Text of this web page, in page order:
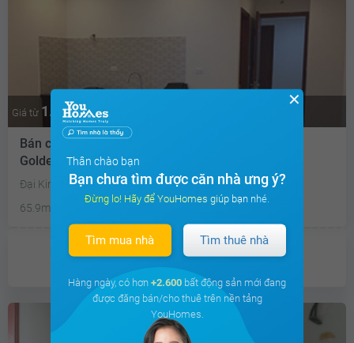
Giá từ 1.4 tỷ Thương lượng
Bán căn hộ chung cư Khu đô thị Kim Văn - Kim Lũ
Golden Silk
Đại Kim, Quận Hoàng Mai, Hà Nội
65.9m²
2 WC
Chưa cóưu đãi
✕
Thân chào bạn
Bạn chưa tìm được căn nhà ưng ý?
Đừng lo! Hãy để YouHomes giúp bạn nhé.
Tìm mua nhà Tìm thuê nhà
Hàng ngày, có hơn +2.600 bất động sản mới đang
được đăng bán/cho thuê trên nền tảng
YouHomes.